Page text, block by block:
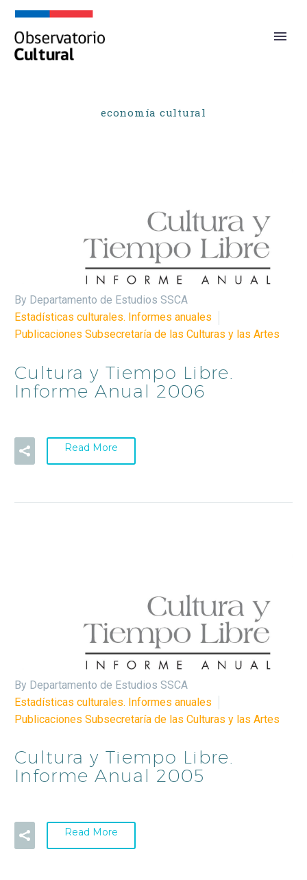
economía cultural
By Departamento de Estudios SSCA
Estadísticas culturales. Informes anuales
Publicaciones Subsecretaría de las Culturas y las Artes
Cultura y Tiempo Libre.
Informe Anual 2006
Read More
By Departamento de Estudios SSCA
Estadísticas culturales. Informes anuales
Publicaciones Subsecretaría de las Culturas y las Artes
Cultura y Tiempo Libre.
Informe Anual 2005
Read More